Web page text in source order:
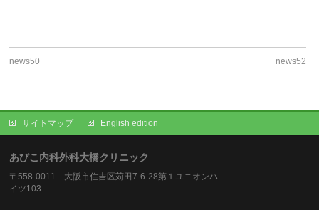
news50 news52
サイトマップ English edition
あびこ内科外科大橋クリニック
〒558-0011 大阪市住吉区苅田7-6-28第１ユニオンハ
イツ103